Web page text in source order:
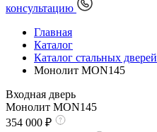
консультацию
Главная
Каталог
Каталог стальных дверей
Монолит MON145
Входная дверь
Монолит MON145
354 000 ₽